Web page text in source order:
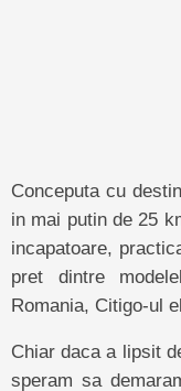
Conceputa cu
in mai putin de 25
incapatoare,
pret dintre
Romania, Citigo-ul
Chiar daca a lipsit
speram sa